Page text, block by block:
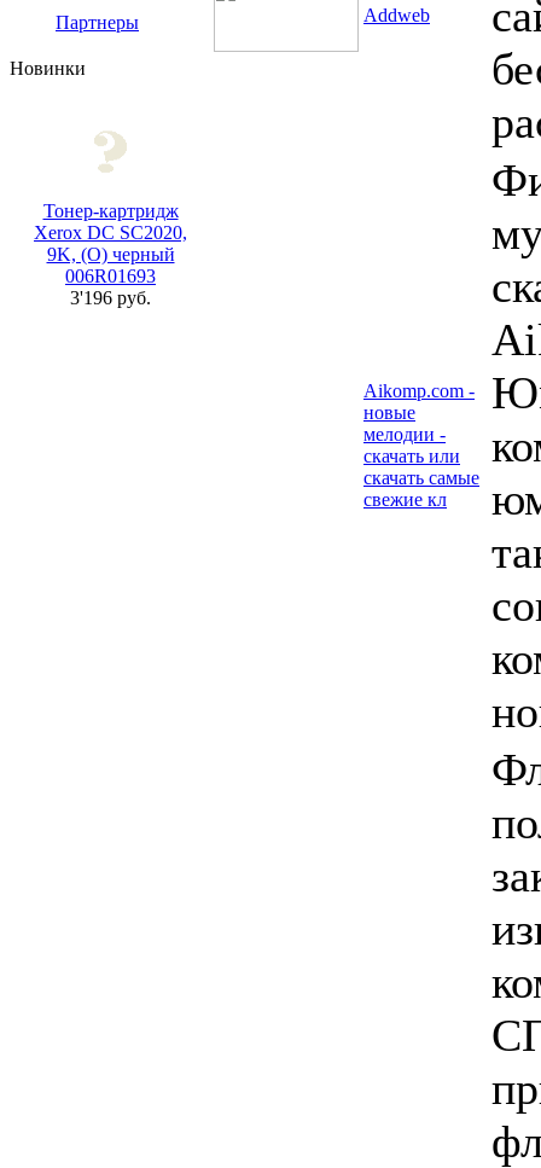
Партнеры
Новинки
Тонер-картридж
Xerox DC SC2020,
9K, (О) черный
006R01693
3'196 руб.
Addweb
Aikomp.com -
новые
мелодии -
скачать или
скачать самые
свежие кл